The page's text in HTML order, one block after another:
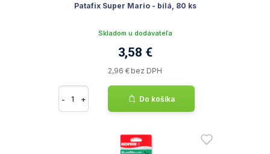
Patafix Super Mario - bílá, 80 ks
Skladom u dodávateľa
3,58 €
2,96 € bez DPH
- + Do košíka